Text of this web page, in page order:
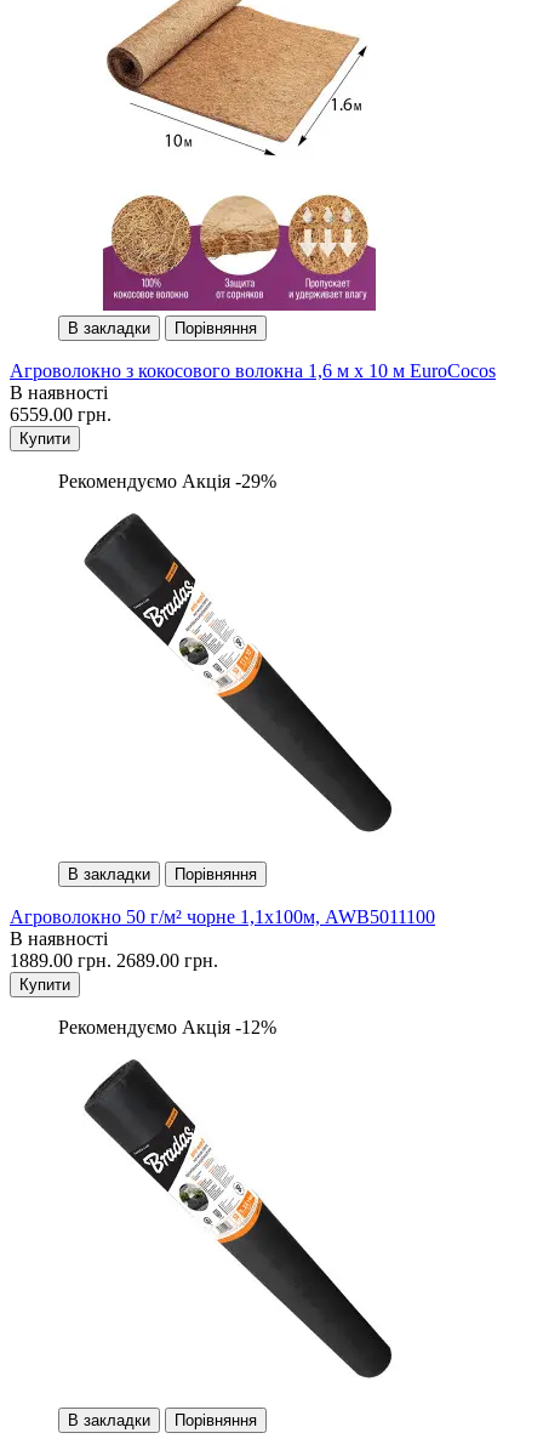
В закладки Порівняння
Агроволокно з кокосового волокна 1,6 м х 10 м EuroCocos
В наявності
6559.00 грн.
Купити
Рекомендуємо Акція -29%
В закладки Порівняння
Агроволокно 50 г/м² чорне 1,1х100м, AWB5011100
В наявності
1889.00 грн. 2689.00 грн.
Купити
Рекомендуємо Акція -12%
В закладки Порівняння